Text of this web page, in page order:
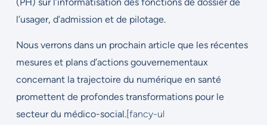
l’usager, d’admission et de pilotage.
Nous verrons dans un prochain article que les récentes
mesures et plans d’actions gouvernementaux
concernant la trajectoire du numérique en santé
promettent de profondes transformations pour le
secteur du médico-social.[fancy-ul